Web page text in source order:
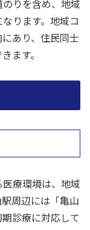
りを含め、地域
ります。地域コ
あり、住民同士
ます。
療環境は、地域
周辺には「亀山
診療に対応して